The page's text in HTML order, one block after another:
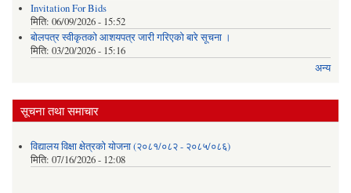
Invitation For Bids
मिति: 06/09/2026 - 15:52
बोलपत्र स्वीकृतको आशयपत्र जारी गरिएको बारे सूचना ।
मिति: 03/20/2026 - 15:16
अन्य
सूचना तथा समाचार
विद्यालय विक्षा क्षेत्रको योजना (२०८१/०८२ - २०८५/०८६)
मिति: 07/16/2026 - 12:08